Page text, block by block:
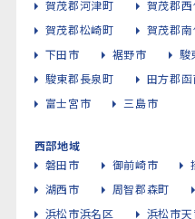
賀茂郡河津町
賀茂郡
賀茂郡松崎町
賀茂郡
下田市
裾野市 駿
駿東郡長泉町
田方郡
富士宮市
三島市
西部地域
磐田市
御前崎市
湖西市
周智郡森町
浜松市浜名区
浜松市天